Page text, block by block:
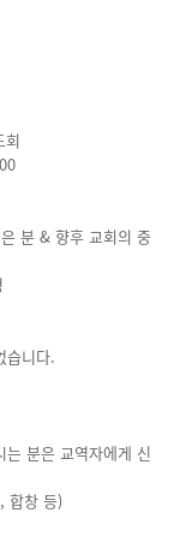
회
분 & 향후 교회의 중
습니다.
분은 교역자에게 신
합창 등)